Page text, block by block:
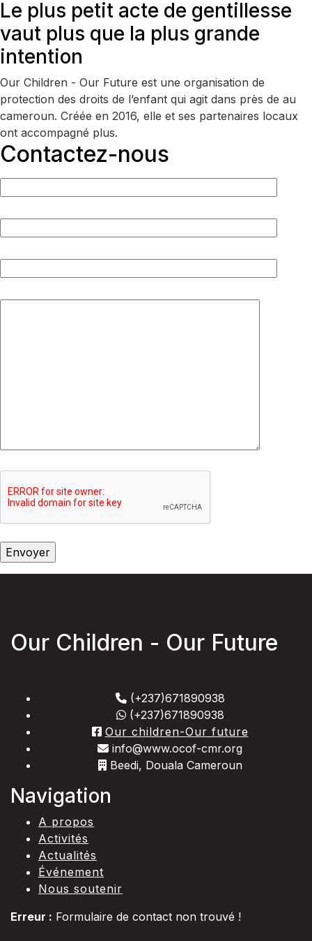
Le plus petit acte de gentillesse
vaut plus que la plus grande
intention
Our Children - Our Future est une organisation de
protection des droits de l’enfant qui agit dans près de au
cameroun. Créée en 2016, elle et ses partenaires locaux
ont accompagné plus.
Contactez-nous
Our Children - Our Future
(+237)671890938
(+237)671890938
Our children-Our future
info@www.ocof-cmr.org
Beedi, Douala Cameroun
Navigation
A propos
Activités
Actualités
Événement
Nous soutenir
Erreur : Formulaire de contact non trouvé !